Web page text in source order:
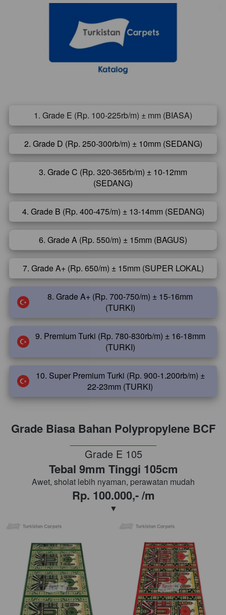
`1. Grade E (Rp. 100-225rb/m) ± mm (BIASA)
`
2. Grade D (Rp. 250-300rb/m) ± 10mm (SEDANG)
3. Grade C (Rp. 320-365rb/m) ± 10-12mm
(SEDANG)
`
4. Grade B (Rp. 400-475/m) ± 13-14mm (SEDANG)
`
6. Grade A (Rp. 550/m) ± 15mm (BAGUS)
`
7. Grade A+ (Rp. 650/m) ± 15mm (SUPER LOKAL)
`
8. Grade A+ (Rp. 700-750/m) ± 15-16mm
(TURKI)
`
9. Premium Turki (Rp. 780-830rb/m) ± 16-18mm
(TURKI)
`
10. Super Premium Turki (Rp. 900-1.200rb/m) ±
22-23mm (TURKI)
Grade Biasa Bahan Polypropylene BCF
Grade E 105
Tebal 9mm Tinggi 105cm
Awet, sholat lebih nyaman, perawatan mudah
Rp. 100.000,- /m
▼